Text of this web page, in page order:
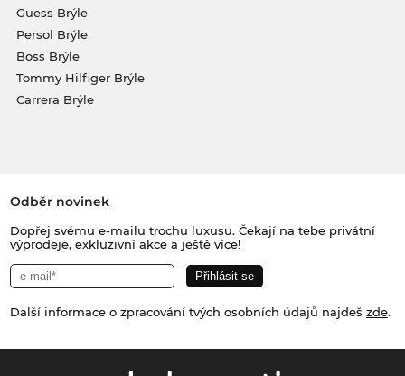
Guess Brýle
Persol Brýle
Boss Brýle
Tommy Hilfiger Brýle
Carrera Brýle
Odběr novinek
Dopřej svému e-mailu trochu luxusu. Čekají na tebe privátní
výprodeje, exkluzivní akce a ještě více!
Další informace o zpracování tvých osobních údajů najdeš zde.